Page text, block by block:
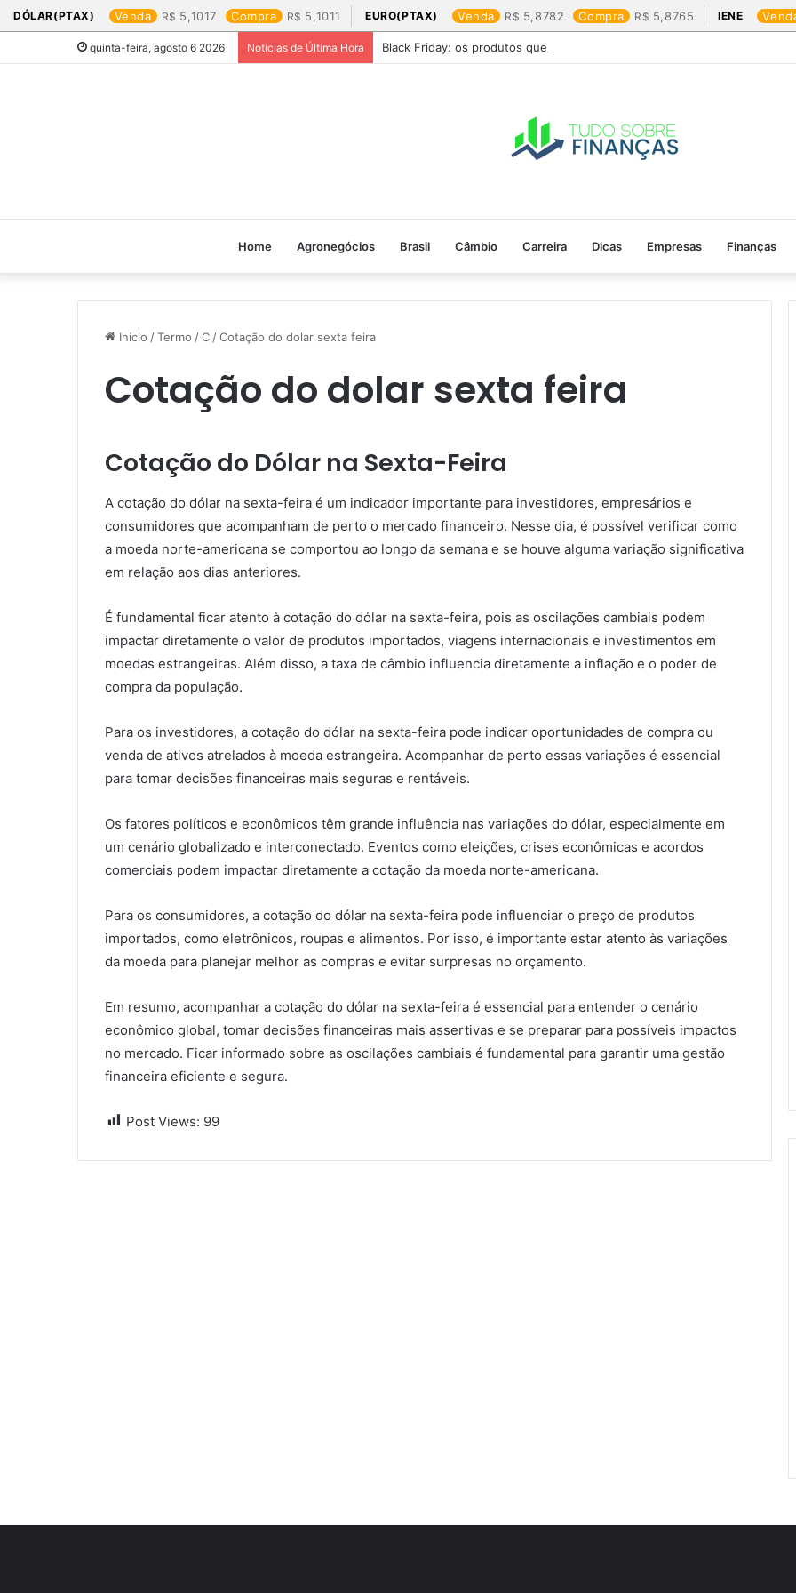
DÓLAR(PTAX) Venda 5,1017 Compra 5,1011 EURO(PTAX) Venda 5,8782 Compra 5,8765 IENE
quinta-feira, agosto 6 2026 Notícias de Última Hora Black Friday: os produtos que mais valem a pena
Home Agronegócios Brasil Câmbio Carreira Dicas Empresas Finanças
Início /Termo /C /Cotação do dolar sexta feira​
Cotação do dolar sexta feira​
Cotação do Dólar na Sexta-Feira
A cotação do dólar na sexta-feira é um indicador importante para investidores, empresários e
consumidores que acompanham de perto o mercado financeiro. Nesse dia, é possível verificar como
a moeda norte-americana se comportou ao longo da semana e se houve alguma variação significativa
em relação aos dias anteriores.
É fundamental ficar atento à cotação do dólar na sexta-feira, pois as oscilações cambiais podem
impactar diretamente o valor de produtos importados, viagens internacionais e investimentos em
moedas estrangeiras. Além disso, a taxa de câmbio influencia diretamente a inflação e o poder de
compra da população.
Para os investidores, a cotação do dólar na sexta-feira pode indicar oportunidades de compra ou
venda de ativos atrelados à moeda estrangeira. Acompanhar de perto essas variações é essencial
para tomar decisões financeiras mais seguras e rentáveis.
Os fatores políticos e econômicos têm grande influência nas variações do dólar, especialmente em
um cenário globalizado e interconectado. Eventos como eleições, crises econômicas e acordos
comerciais podem impactar diretamente a cotação da moeda norte-americana.
Para os consumidores, a cotação do dólar na sexta-feira pode influenciar o preço de produtos
importados, como eletrônicos, roupas e alimentos. Por isso, é importante estar atento às variações
da moeda para planejar melhor as compras e evitar surpresas no orçamento.
Em resumo, acompanhar a cotação do dólar na sexta-feira é essencial para entender o cenário
econômico global, tomar decisões financeiras mais assertivas e se preparar para possíveis impactos
no mercado. Ficar informado sobre as oscilações cambiais é fundamental para garantir uma gestão
financeira eficiente e segura.
Post Views: 99